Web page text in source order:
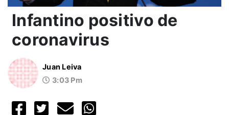
Infantino positivo de
coronavirus
Juan Leiva
3:03 Pm